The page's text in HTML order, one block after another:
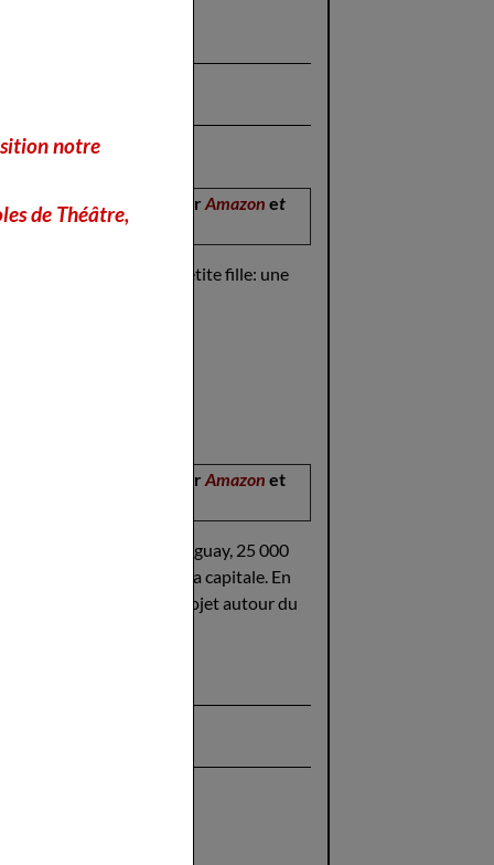
disponible sur Amazon et
Fnac
dans sa chambre de petite fille: une
disponible sur Amazon et
un bidonville du Paraguay, 25 000
grande décharge de la capitale. En
vient y monter un projet autour du
notre
de Théâtre,